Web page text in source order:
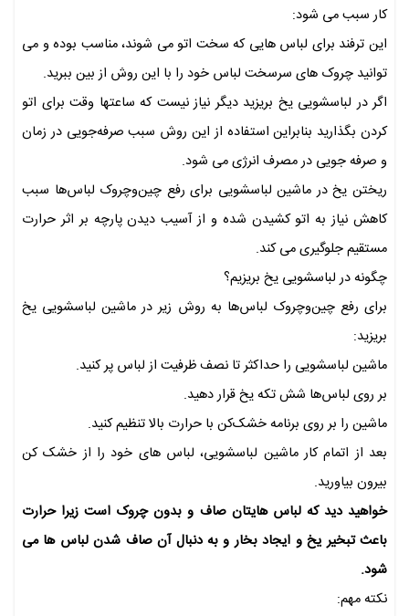
کار سبب می شود:
این ترفند برای لباس هایی که سخت اتو می شوند، مناسب بوده و می
توانید چروک های سرسخت لباس خود را با این روش از بین ببرید.
اگر در لباسشویی یخ بریزید دیگر نیاز نیست که ساعتها وقت برای اتو
کردن بگذارید بنابراین استفاده از این روش سبب صرفه‌جویی در زمان
و صرفه جویی در مصرف انرژی می شود.
ریختن یخ در ماشین لباسشویی برای رفع چین‌وچروک لباس‌ها سبب
کاهش نیاز به اتو کشیدن شده و از آسیب دیدن پارچه بر اثر حرارت
مستقیم جلوگیری می کند.
چگونه در لباسشویی یخ بریزیم؟
برای رفع چین‌وچروک لباس‌ها به روش زیر در ماشین لباسشویی یخ
بریزید:
ماشین لباسشویی را حداکثر تا نصف ظرفیت از لباس پر کنید.
بر روی لباس‌ها شش تکه یخ قرار دهید.
ماشین را بر روی برنامه خشک‌کن با حرارت بالا تنظیم کنید.
بعد از اتمام کار ماشین لباسشویی، لباس های خود را از خشک کن
بیرون بیاورید.
خواهید دید که لباس هایتان صاف و بدون چروک است زیرا حرارت
باعث تبخیر یخ و ایجاد بخار و به دنبال آن صاف شدن لباس ها می
شود.
نکته مهم: